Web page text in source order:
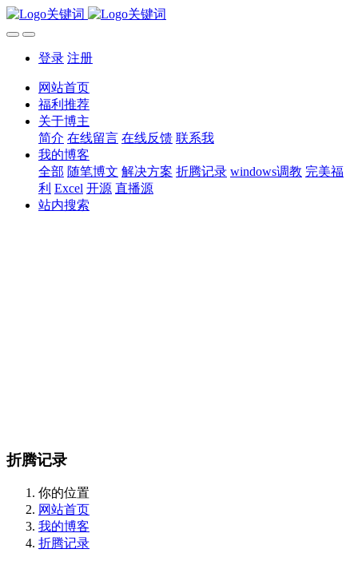
登录 注册
网站首页
福利推荐
关于博主
简介 在线留言 在线反馈 联系我
我的博客
全部 随笔博文 解决方案 折腾记录 windows调教 完美福
利 Excel 开源 直播源
站内搜索
折腾记录
你的位置
网站首页
我的博客
折腾记录